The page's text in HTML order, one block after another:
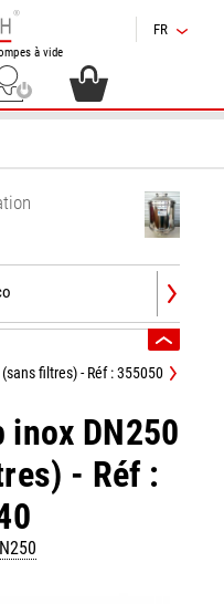
à vide
FR
DN250
- Réf :
filtres) - Réf : 355050